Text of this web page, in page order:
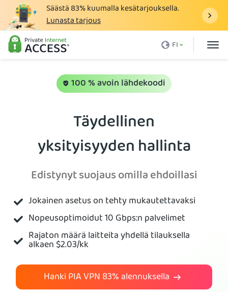
Säästä83%kuumalla kesätarjouksella.
Lunasta tarjous
FI
Mikä on VPN
VPN-palvelimet
Kirjaudu sisään
100 % avoin lähdekoodi
Täydellinen
yksityisyyden hallinta
Edistynyt suojaus omilla ehdoillasi
Jokainen asetus on tehty mukautettavaksi
Nopeusoptimoidut 10 Gbps:n palvelimet
Rajaton määrä laitteita yhdellä tilauksella
alkaen$2.03/kk
Hanki PIA VPN83%alennuksella